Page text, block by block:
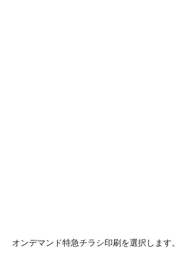
オンデマンド特急チラシ印刷を選択します。